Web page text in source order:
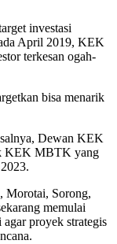
investasi
April 2019, KEK
terkesan ogah-
bisa menarik
Dewan KEK
KEK MBTK yang
Morotai, Sorong,
memulai
proyek strategis